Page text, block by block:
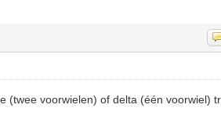
(twee voorwielen) of delta (één voorwiel)